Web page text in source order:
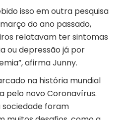
isso em outra pesquisa
do ano passado,
relatavam ter sintomas
ou depressão já por
afirma Junny.
na história mundial
pelo novo Coronavírus.
sociedade foram